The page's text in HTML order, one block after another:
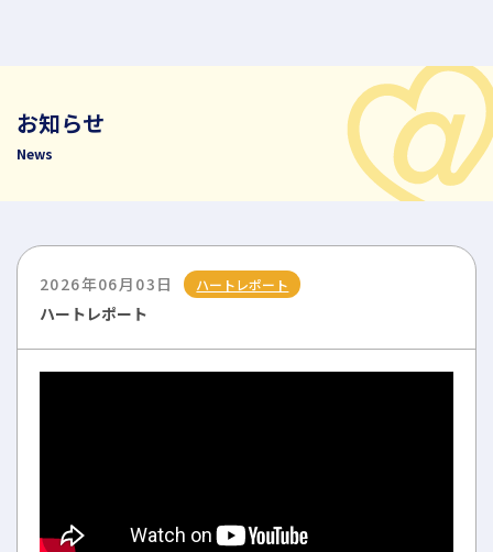
お知らせ
News
2026年06月03日 ハートレポート
ハートレポート